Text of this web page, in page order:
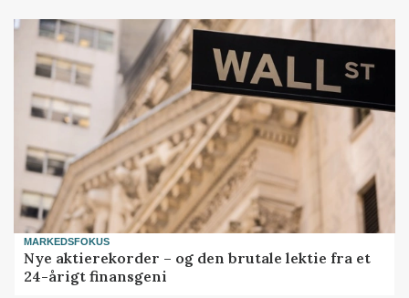
MARKEDSFOKUS
Nye aktierekorder – og den brutale lektie fra et
24-årigt finansgeni